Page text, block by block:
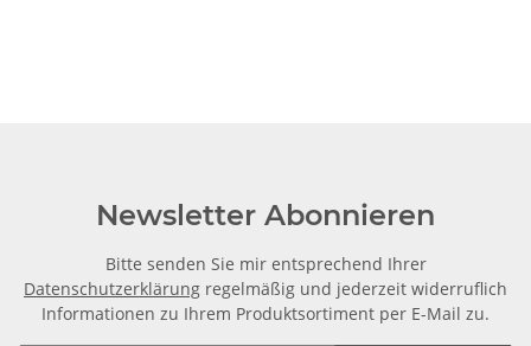
Newsletter Abonnieren
Bitte senden Sie mir entsprechend Ihrer
Datenschutzerklärung regelmäßig und jederzeit widerruflich
Informationen zu Ihrem Produktsortiment per E-Mail zu.